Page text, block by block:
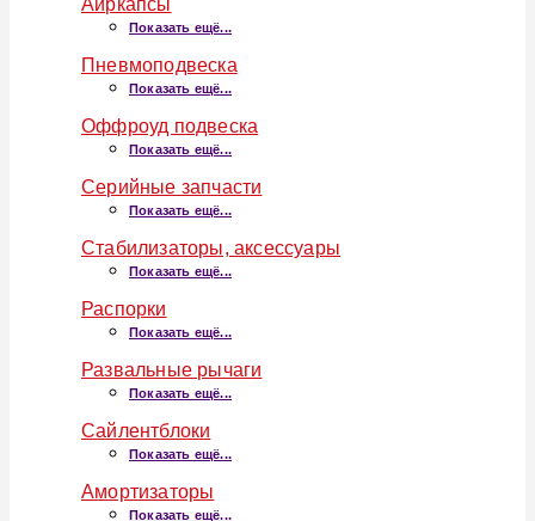
Аиркапсы
Показать ещё...
Пневмоподвеска
Показать ещё...
Оффроуд подвеска
Показать ещё...
Серийные запчасти
Показать ещё...
Стабилизаторы, аксессуары
Показать ещё...
Распорки
Показать ещё...
Развальные рычаги
Показать ещё...
Сайлентблоки
Показать ещё...
Амортизаторы
Показать ещё...